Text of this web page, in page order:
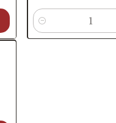
Cantidad